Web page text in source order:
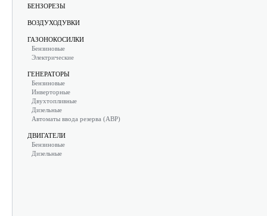
БЕНЗОРЕЗЫ
ВОЗДУХОДУВКИ
ГАЗОНОКОСИЛКИ
Бензиновые
Электрические
ГЕНЕРАТОРЫ
Бензиновые
Инверторные
Двухтопливные
Дизельные
Автоматы ввода резерва (АВР)
ДВИГАТЕЛИ
Бензиновые
Дизельные